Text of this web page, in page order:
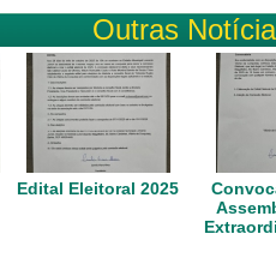
Outras
Edital Eleitoral 2025